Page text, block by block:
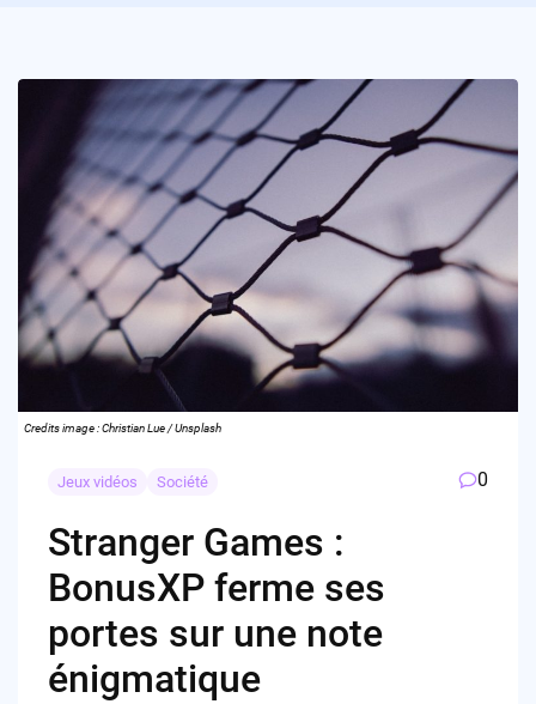
Credits image : Christian Lue / Unsplash
Jeux vidéos Société 0
Stranger Games :
BonusXP ferme ses
portes sur une note
énigmatique